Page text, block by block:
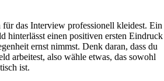
für das Interview professionell kleidest. Ein
hinterlässt einen positiven ersten Eindruck
ernst nimmst. Denk daran, dass du
arbeitest, also wähle etwas, das sowohl
ist.